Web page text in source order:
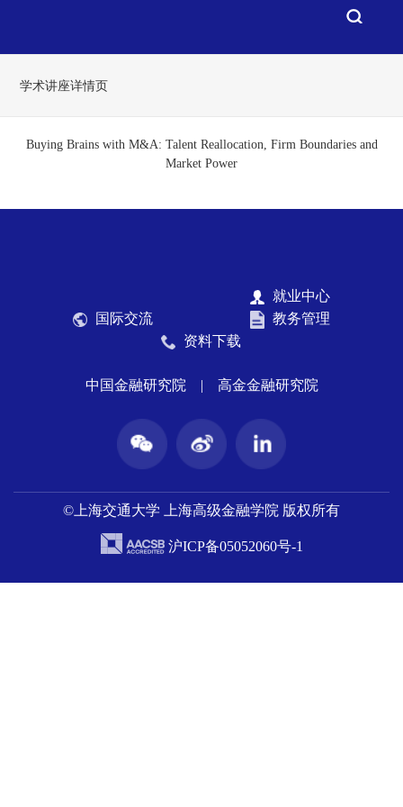
学术讲座详情页
Buying Brains with M&A: Talent Reallocation, Firm Boundaries and
Market Power
就业中心
国际交流
教务管理
资料下载
中国金融研究院 | 高金金融研究院
©上海交通大学 上海高级金融学院 版权所有
沪ICP备05052060号-1